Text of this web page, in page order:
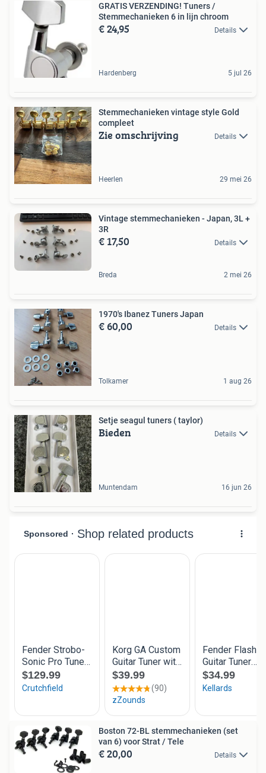
GRATIS VERZENDING! Tuners /
Stemmechanieken 6 in lijn chroom
€ 24,95 Details
Hardenberg 5 jul 26
Stemmechanieken vintage style Gold
compleet
Zie omschrijving Details
Heerlen 29 mei 26
Vintage stemmechanieken - Japan, 3L +
3R
€ 17,50 Details
Breda 2 mei 26
1970's Ibanez Tuners Japan
€ 60,00 Details
Tolkamer 1 aug 26
Setje seagul tuners ( taylor)
Bieden Details
Muntendam 16 jun 26
Boston 72-BL stemmechanieken (set
van 6) voor Strat / Tele
€ 20,00 Details